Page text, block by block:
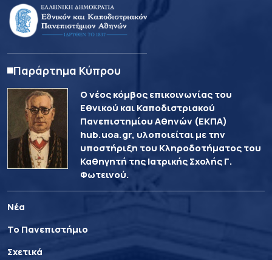
Παράρτημα Κύπρου
Ο νέος κόμβος επικοινωνίας του
Εθνικού και Καποδιστριακού
Πανεπιστημίου Αθηνών (ΕΚΠΑ)
hub.uoa.gr, υλοποιείται με την
υποστήριξη του Κληροδοτήματος του
Καθηγητή της Ιατρικής Σχολής Γ.
Φωτεινού.
Νέα
Το Πανεπιστήμιο
Σχετικά